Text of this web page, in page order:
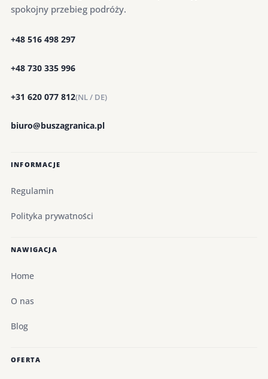
spokojny przebieg podróży.
+48 516 498 297
+48 730 335 996
+31 620 077 812(NL / DE)
biuro@buszagranica.pl
INFORMACJE
Regulamin
Polityka prywatności
NAWIGACJA
Home
O nas
Blog
OFERTA